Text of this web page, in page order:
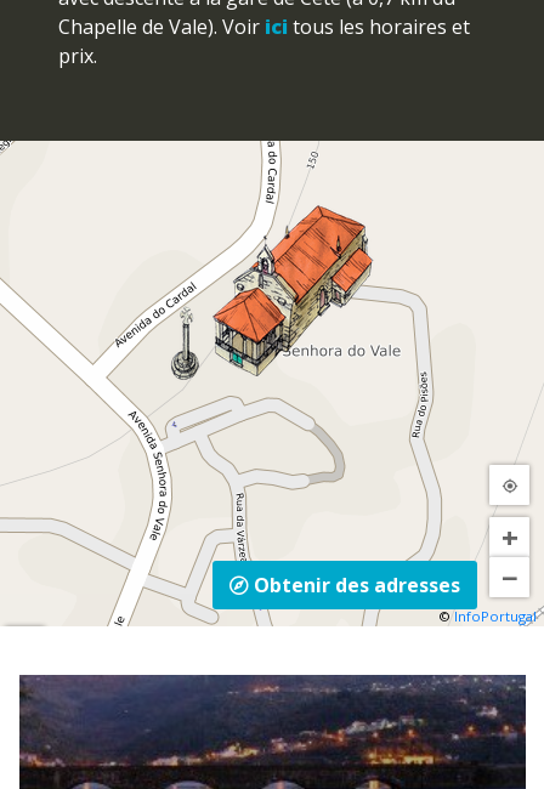
Chapelle de Vale). Voir ici tous les horaires et
prix.
A28/A3/A7/A24/A11 » A4 (
Vila Real ) » Parada/Baltar » Cête » Rota do
Românico/Ermida da Sra. do Vale.
A4 ( Vila Real ) » Parada/Baltar » Cête »
Rota do Românico/Ermida da Sra. do Vale.
Centre/Sud du Portugal :A1 ( Porto )/ A29 (
V.N. Gaia ) » A41 CREP » A4 ( Vila Real ) »
Parada/Baltar » Cête » Rota do
Românico/Ermida da Sra. do Vale.
Paredes : N15 ( Porto ) » Rota do
Românico/Mosteiro de Cête/Ermida da Sra. do
Vale.
+
−
©InfoPortugal
Satélite
Trânsito
Obtenir des adresses